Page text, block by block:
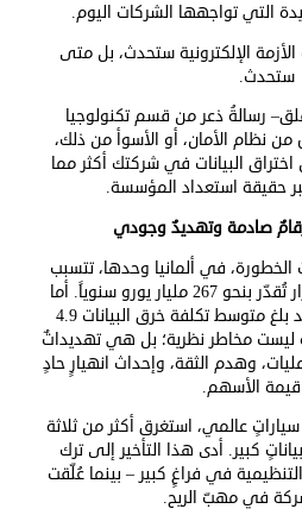
التي تواجهها الشركات اليوم.
الإلكترونية ستحدث، بل متى
ستحدث.
رسالةُ ذعر من قسم تكنولوجيا
من نظام الأمان، أو الأسوأ من ذلك،
البيانات في شركتك أكثر مما
حقيقة استعداد المؤسسة.
صادمة وتهديدٌ وجودي
الخطورة، في ألمانيا وحدها، تتسبب
الجرائم الإلكترونية في أضرار تُقدّر بنحو 267 مليار يورو سنوياً. أما
على الصعيد العالمي، فقد بلغ متوسط تكلفة خرق البيانات 4.9
في 2024. هذه ليست مخاطر نظرية؛ بل هي تهديداتٌ
وهدم الثقة، وإحداث انهيارٍ حادٍ
الأسهم.
عالمي، استغرق أكثر من ثلاثة
كبير. أدى هذا التأخير إلى ترك
في فراغٍ كبير – بينما عُلّقت
في مهبّ الريح.